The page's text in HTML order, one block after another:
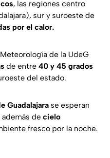
, las regiones centro
sur y suroeste de
por el calor.
de la UdeG
de entre 40 y 45 grados
del estado.
Guadalajara se esperan
de cielo
fresco por la noche.